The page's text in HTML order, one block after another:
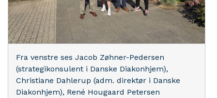
Fra venstre ses Jacob Zøhner-Pedersen
(strategikonsulent i Danske Diakonhjem),
Christiane Dahlerup (adm. direktør i Danske
Diakonhjem), René Hougaard Petersen